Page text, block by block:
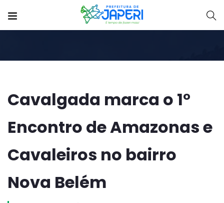
Cavalgada marca o 1°
Encontro de Amazonas e
Cavaleiros no bairro
Nova Belém